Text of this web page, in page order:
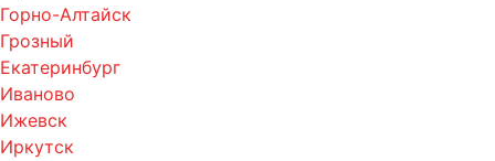
Горно-Алтайск
Грозный
Екатеринбург
Иваново
Ижевск
Иркутск